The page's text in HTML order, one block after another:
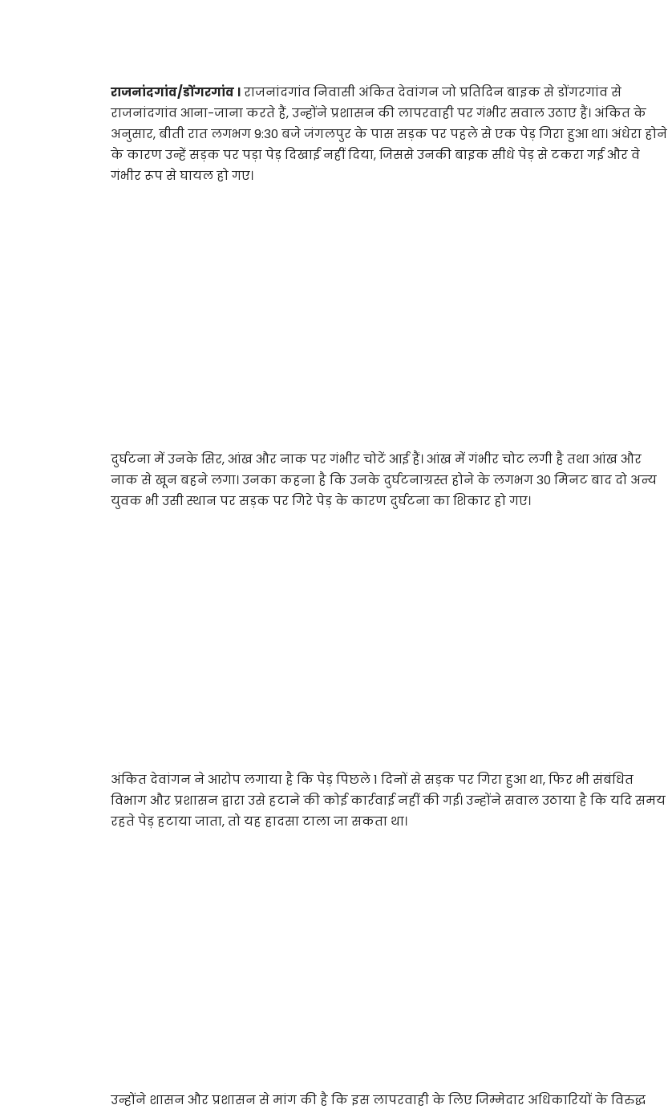
राजनांदगांव/डोंगरगांव ।राजनांदगांव निवासी अंकित देवांगन जो प्रतिदिन बाइक से डोंगरगांव से
राजनांदगांव आना-जाना करते हैं, उन्होंने प्रशासन की लापरवाही पर गंभीर सवाल उठाए हैं। अंकित के
अनुसार, बीती रात लगभग 9:30 बजे जंगलपुर के पास सड़क पर पहले से एक पेड़ गिरा हुआ था। अंधेरा होने
के कारण उन्हें सड़क पर पड़ा पेड़ दिखाई नहीं दिया, जिससे उनकी बाइक सीधे पेड़ से टकरा गई और वे
गंभीर रूप से घायल हो गए।
दुर्घटना में उनके सिर, आंख और नाक पर गंभीर चोटें आई हैं। आंख में गंभीर चोट लगी है तथा आंख और
नाक से खून बहने लगा। उनका कहना है कि उनके दुर्घटनाग्रस्त होने के लगभग 30 मिनट बाद दो अन्य
युवक भी उसी स्थान पर सड़क पर गिरे पेड़ के कारण दुर्घटना का शिकार हो गए।
अंकित देवांगन ने आरोप लगाया है कि पेड़ पिछले 1 दिनों से सड़क पर गिरा हुआ था, फिर भी संबंधित
विभाग और प्रशासन द्वारा उसे हटाने की कोई कार्रवाई नहीं की गई। उन्होंने सवाल उठाया है कि यदि समय
रहते पेड़ हटाया जाता, तो यह हादसा टाला जा सकता था।
उन्होंने शासन और प्रशासन से मांग की है कि इस लापरवाही के लिए जिम्मेदार अधिकारियों के विरुद्ध